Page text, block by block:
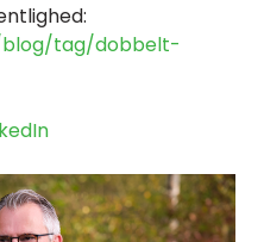
tag/dobbelt-